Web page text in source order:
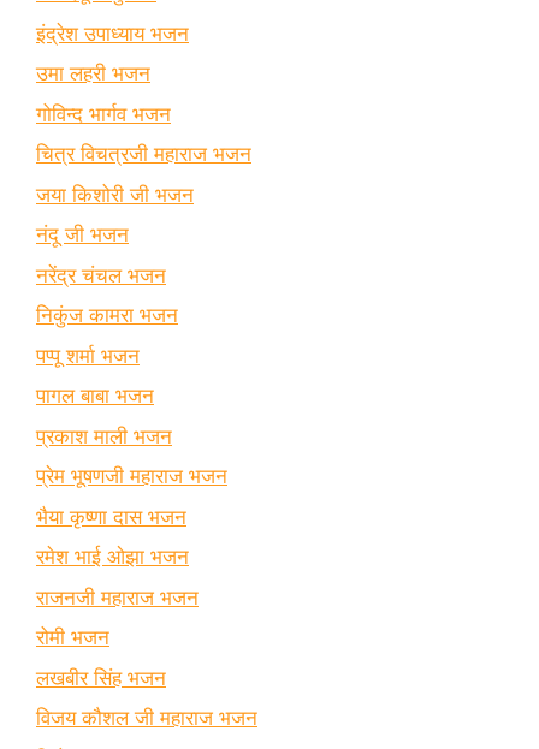
इंद्रेश उपाध्याय भजन
उमा लहरी भजन
गोविन्द भार्गव भजन
चित्र विचत्रजी महाराज भजन
जया किशोरी जी भजन
नंदू जी भजन
नरेंद्र चंचल भजन
निकुंज कामरा भजन
पप्पू शर्मा भजन
पागल बाबा भजन
प्रकाश माली भजन
प्रेम भूषणजी महाराज भजन
भैया कृष्णा दास भजन
रमेश भाई ओझा भजन
राजनजी महाराज भजन
रोमी भजन
लखबीर सिंह भजन
विजय कौशल जी महाराज भजन